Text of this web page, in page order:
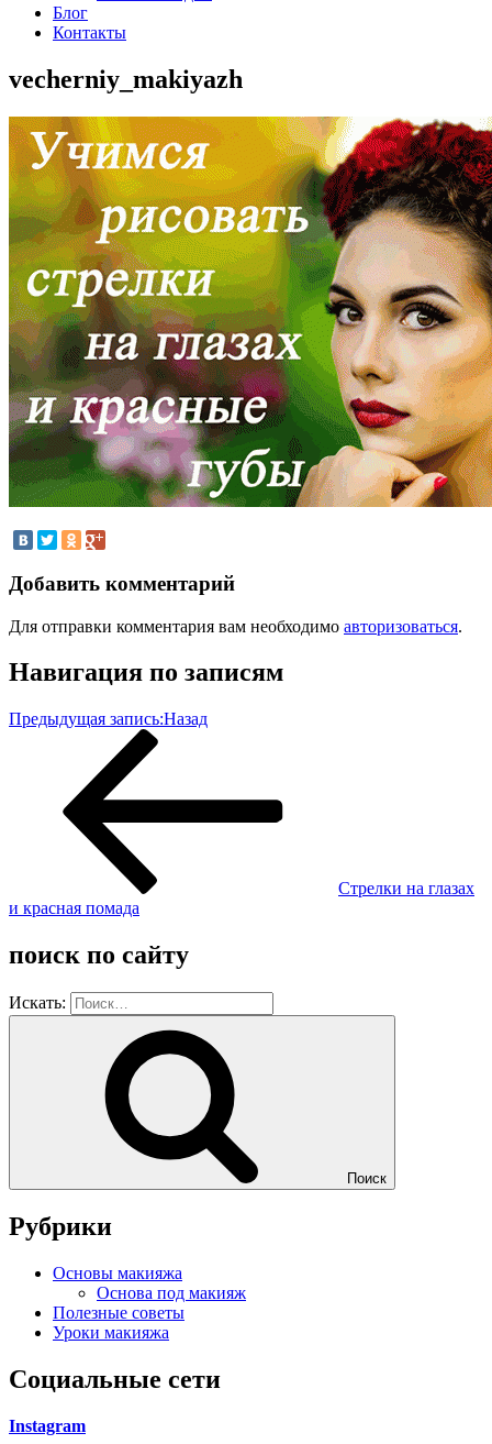
Блог
Контакты
vecherniy_makiyazh
Добавить комментарий
Для отправки комментария вам необходимо авторизоваться.
Навигация по записям
Предыдущая запись:Назад
Стрелки на глазах
и красная помада
поиск по сайту
Искать:
Поиск
Рубрики
Основы макияжа
Основа под макияж
Полезные советы
Уроки макияжа
Социальные сети
Instagram